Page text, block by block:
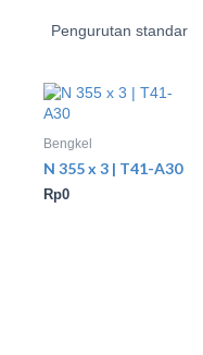
Bengkel
N 355 x 3 | T41-A30
Rp0